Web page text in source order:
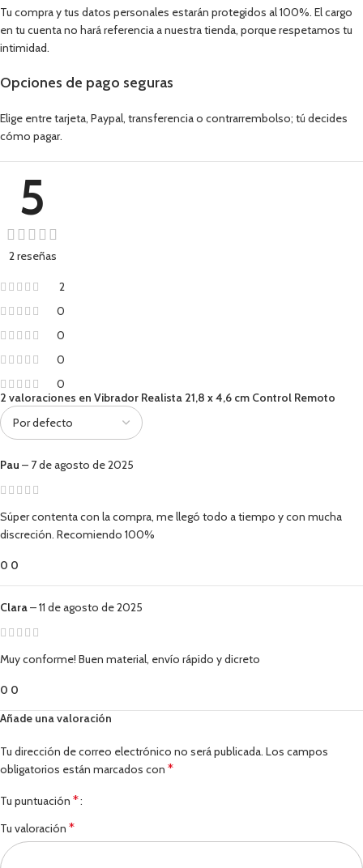
Tu compra y tus datos personales estarán protegidos al 100%. El cargo
en tu cuenta no hará referencia a nuestra tienda, porque respetamos tu
intimidad.
Opciones de pago seguras
Elige entre tarjeta, Paypal, transferencia o contrarrembolso; tú decides
cómo pagar.
5
2 reseñas
2
0
0
0
0
2 valoraciones en Vibrador Realista 21,8 x 4,6 cm Control Remoto
Pau – 7 de agosto de 2025
Súper contenta con la compra, me llegó todo a tiempo y con mucha
discreción. Recomiendo 100%
0 0
Clara–11 de agosto de 2025
Muy conforme! Buen material, envío rápido y dicreto
0 0
Añade una valoración
Tu dirección de correo electrónico no será publicada. Los campos
obligatorios están marcados con *
Tu puntuación *
Tu valoración *